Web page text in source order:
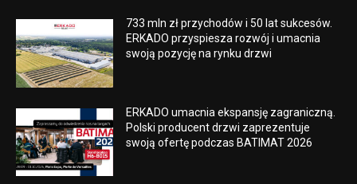
733 mln zł przychodów i 50 lat sukcesów.
ERKADO przyspiesza rozwój i umacnia
swoją pozycję na rynku drzwi
ERKADO umacnia ekspansję zagraniczną.
Polski producent drzwi zaprezentuje
swoją ofertę podczas BATIMAT 2026